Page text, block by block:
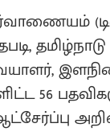
56